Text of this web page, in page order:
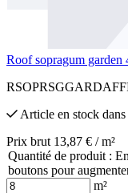
Roof sopragum
Article en stock
Prix brut 13,87 € / m²
Quantité de produit :
boutons pour
m²